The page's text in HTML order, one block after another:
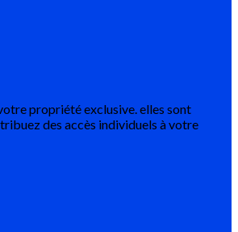
propriété exclusive. elles sont
des accès individuels à votre